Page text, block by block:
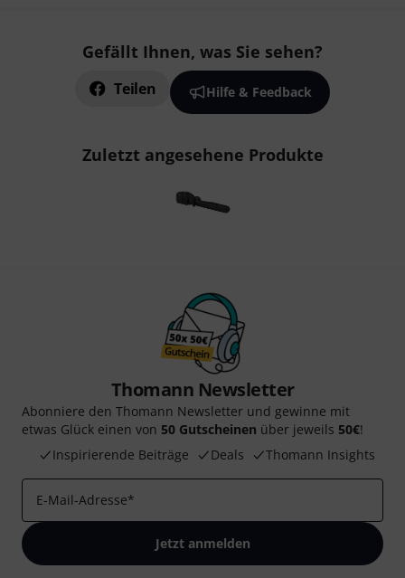
Gefällt Ihnen, was Sie sehen?
Teilen Hilfe & Feedback
Zuletzt angesehene Produkte
Thomann Newsletter
Abonniere den Thomann Newsletter und gewinne mit
etwas Glück einen von 50 Gutscheinen über jeweils 50€!
Inspirierende Beiträge
Deals Thomann Insights
E-Mail-Adresse*
Jetzt anmelden